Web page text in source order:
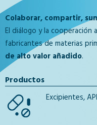
Colaborar, compartir,
El diálogo y la
fabricantes de materias
de alto valor añadido.
Productos
Excipientes,